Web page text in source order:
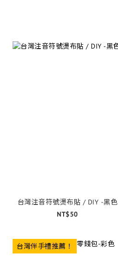
台灣注音符號燙布貼 / DIY -黑色
NT$50
台灣伴手禮推薦！